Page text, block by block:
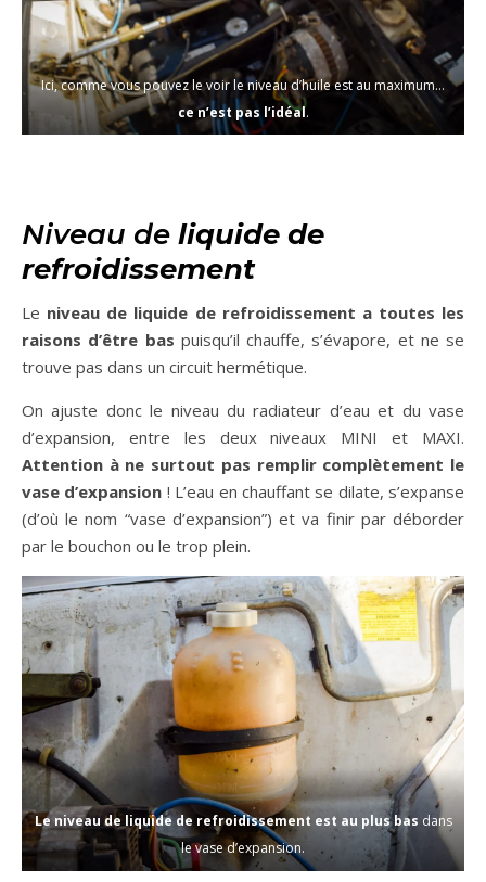
Ici, comme vous pouvez le voir le niveau d’huile est au maximum…
ce n’est pas l’idéal.
Niveau de liquide de
refroidissement
Le niveau de liquide de refroidissement a toutes les
raisons d’être bas puisqu’il chauffe, s’évapore, et ne se
trouve pas dans un circuit hermétique.
On ajuste donc le niveau du radiateur d’eau et du vase
d’expansion, entre les deux niveaux MINI et MAXI.
Attention à ne surtout pas remplir complètement le
vase d’expansion ! L’eau en chauffant se dilate, s’expanse
(d’où le nom “vase d’expansion”) et va finir par déborder
par le bouchon ou le trop plein.
Le niveau de liquide de refroidissement est au plus bas dans
le vase d’expansion.